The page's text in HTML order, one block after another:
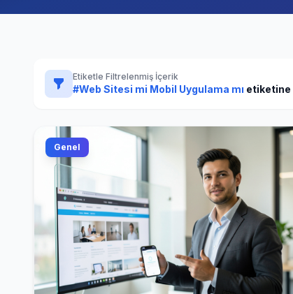
Etiketle Filtrelenmiş İçerik
#Web Sitesi mi Mobil Uygulama mı etiketine
Genel